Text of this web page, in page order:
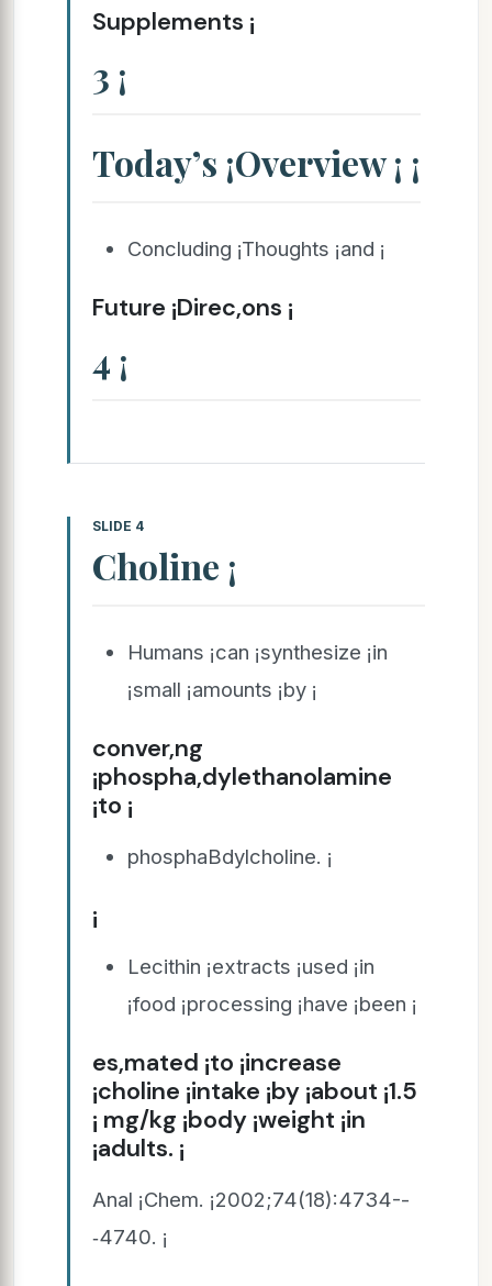
Supplements ¡
3 ¡
Today’s ¡Overview ¡ ¡
Concluding ¡Thoughts ¡and ¡
Future ¡Direc,ons ¡
4 ¡
SLIDE 4
Choline ¡
Humans ¡can ¡synthesize ¡in
¡small ¡amounts ¡by ¡
conver,ng
¡phospha,dylethanolamine
¡to ¡
phosphaBdylcholine. ¡
¡
Lecithin ¡extracts ¡used ¡in
¡food ¡processing ¡have ¡been ¡
es,mated ¡to ¡increase
¡choline ¡intake ¡by ¡about ¡1.5
¡ mg/kg ¡body ¡weight ¡in
¡adults. ¡
Anal ¡Chem. ¡2002;74(18):4734-­
‑4740. ¡